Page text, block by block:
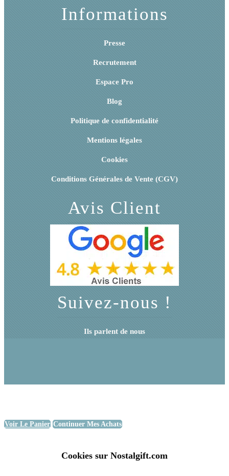
Informations
Presse
Recrutement
Espace Pro
Blog
Politique de confidentialité
Mentions légales
Cookies
Conditions Générales de Vente (CGV)
Avis Client
Suivez-nous !
Ils parlent de nous
Voir Le Panier Continuer Mes Achats
Cookies sur Nostalgift.com